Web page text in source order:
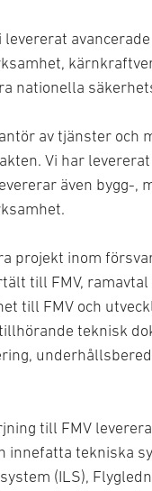
levererat
nationella
av tjänster och
Vi har
även
projekt inom
till FMV,
till FMV och
teknisk
till FMV
innefatta tekniska
(ILS),